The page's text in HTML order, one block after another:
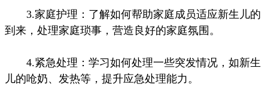
3.家庭护理：了解如何帮助家庭成员适应新生儿的
到来，处理家庭琐事，营造良好的家庭氛围。
4.紧急处理：学习如何处理一些突发情况，如新生
儿的呛奶、发热等，提升应急处理能力。